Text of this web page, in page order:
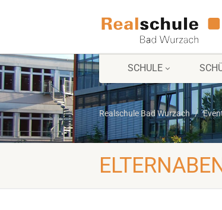
SCHULE
Realschule Bad Wurzach